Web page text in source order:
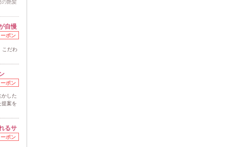
の艶髪
自慢
ポン
こだわ
ポン
かした
提案を
るサ
ポン